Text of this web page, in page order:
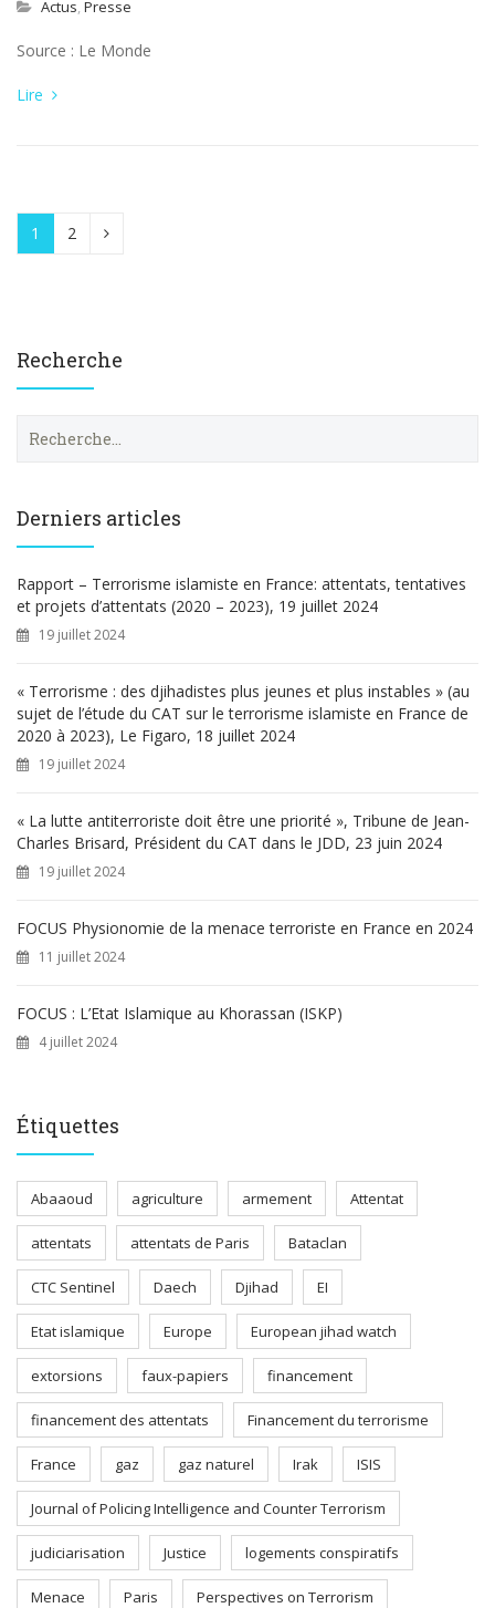
Actus, Presse
Source : Le Monde
Lire
1 2
Recherche
e
h
e
r
Derniers articles
Rapport – Terrorisme islamiste en France: attentats, tentatives
et projets d’attentats (2020 – 2023), 19 juillet 2024
19 juillet 2024
« Terrorisme : des djihadistes plus jeunes et plus instables » (au
sujet de l’étude du CAT sur le terrorisme islamiste en France de
2020 à 2023), Le Figaro, 18 juillet 2024
19 juillet 2024
« La lutte antiterroriste doit être une priorité », Tribune de Jean-
Charles Brisard, Président du CAT dans le JDD, 23 juin 2024
19 juillet 2024
FOCUS Physionomie de la menace terroriste en France en 2024
11 juillet 2024
FOCUS : L’Etat Islamique au Khorassan (ISKP)
4 juillet 2024
Étiquettes
Abaaoud agriculture armement Attentat
attentats attentats de Paris Bataclan
CTC Sentinel Daech Djihad EI
Etat islamique Europe European jihad watch
extorsions faux-papiers financement
financement des attentats Financement du terrorisme
France gaz gaz naturel Irak ISIS
Journal of Policing Intelligence and Counter Terrorism
judiciarisation Justice logements conspiratifs
Menace Paris Perspectives on Terrorism